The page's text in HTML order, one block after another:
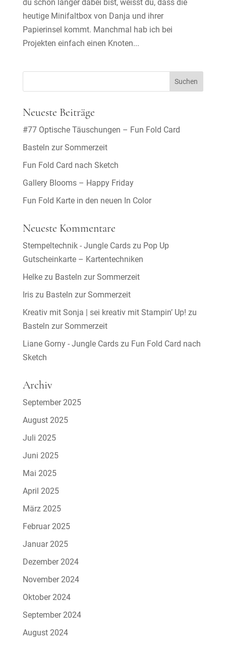
du schon länger dabei bist, weisst du, dass die
heutige Minifaltbox von Danja und ihrer
Papierinsel kommt. Manchmal hab ich bei
Projekten einfach einen Knoten...
Neueste Beiträge
#77 Optische Täuschungen – Fun Fold Card
Basteln zur Sommerzeit
Fun Fold Card nach Sketch
Gallery Blooms – Happy Friday
Fun Fold Karte in den neuen In Color
Neueste Kommentare
Stempeltechnik - Jungle Cardszu Pop Up
Gutscheinkarte – Kartentechniken
Helkezu Basteln zur Sommerzeit
Iriszu Basteln zur Sommerzeit
Kreativ mit Sonja | sei kreativ mit Stampin’ Up! zu
Basteln zur Sommerzeit
Liane Gorny - Jungle Cardszu Fun Fold Card nach
Sketch
Archiv
September 2025
August 2025
Juli 2025
Juni 2025
Mai 2025
April 2025
März 2025
Februar 2025
Januar 2025
Dezember 2024
November 2024
Oktober 2024
September 2024
August 2024